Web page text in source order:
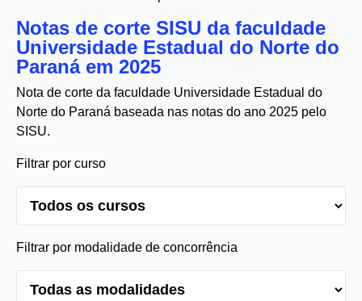
Notas de corte SISU da faculdade
Universidade Estadual do Norte do
Paraná em 2025
Nota de corte da faculdade Universidade Estadual do
Norte do Paraná baseada nas notas do ano 2025 pelo
SISU.
Filtrar por curso
Filtrar por modalidade de concorrência